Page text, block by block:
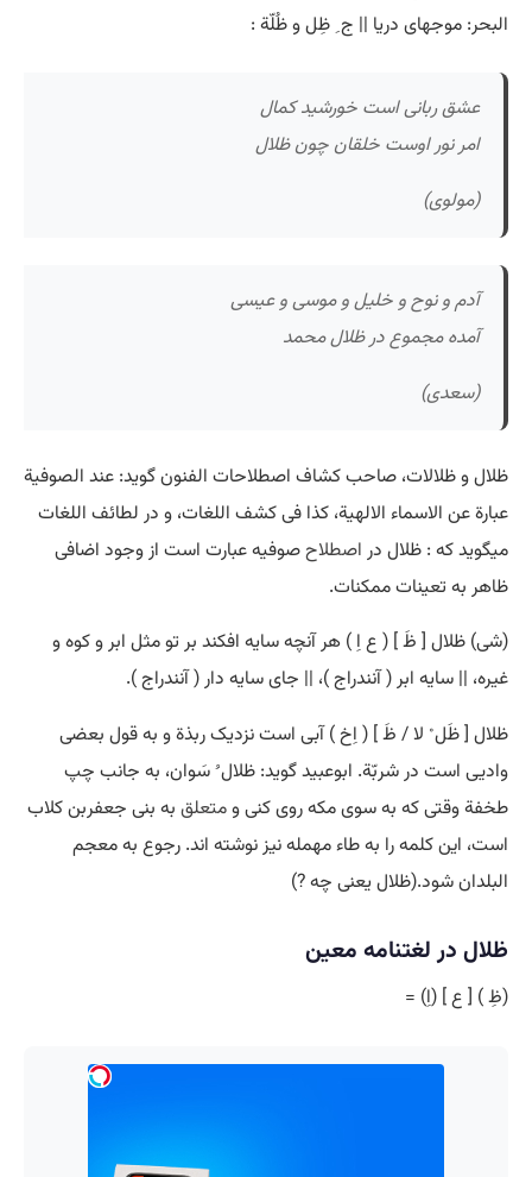
البحر: موجهای دریا || ج ِ ظِل و ظُلّة :
عشق ربانی است خورشید کمال
امر نور اوست خلقان چون ظلال
(مولوی)
آدم و نوح و خلیل و موسی و عیسی
آمده مجموع در ظلال محمد
(سعدی)
ظلال و ظلالات، صاحب کشاف اصطلاحات الفنون گوید: عند الصوفیة
عبارة عن الاسماء الالهیة، کذا فی کشف اللغات، و در لطائف اللغات
میگوید که : ظلال در اصطلاحصوفیه عبارت است از وجود اضافی
ظاهر به تعینات ممکنات.
(شی) ظلال [ ظَ ] ( ع اِ ) هر آنچه سایه افکند بر تو مثل ابر و کوه و
غیره، || سایه ابر ( آنندراج )، || جای سایه دار ( آنندراج ).
ظلال [ ظَل ْ لا / ظَ ] ( اِخ ) آبی است نزدیک ربذة و به قول بعضی
وادیی است در شربّة. ابوعبید گوید: ظلال ُ سَوان، به جانب چپ
طخفة وقتی که به سوی مکه روی کنی ومتعلق به بنی جعفربن کلاب
است، این کلمه را به طاء مهمله نیز نوشته اند. رجوع به معجم
البلدان شود.(ظلال یعنی چه ?)
ظلال در لغتنامه معین
(ظِ ) [ ع ] (اِ) =